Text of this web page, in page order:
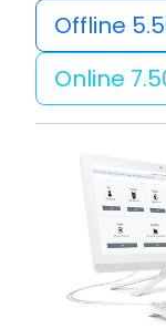
Offline
Online